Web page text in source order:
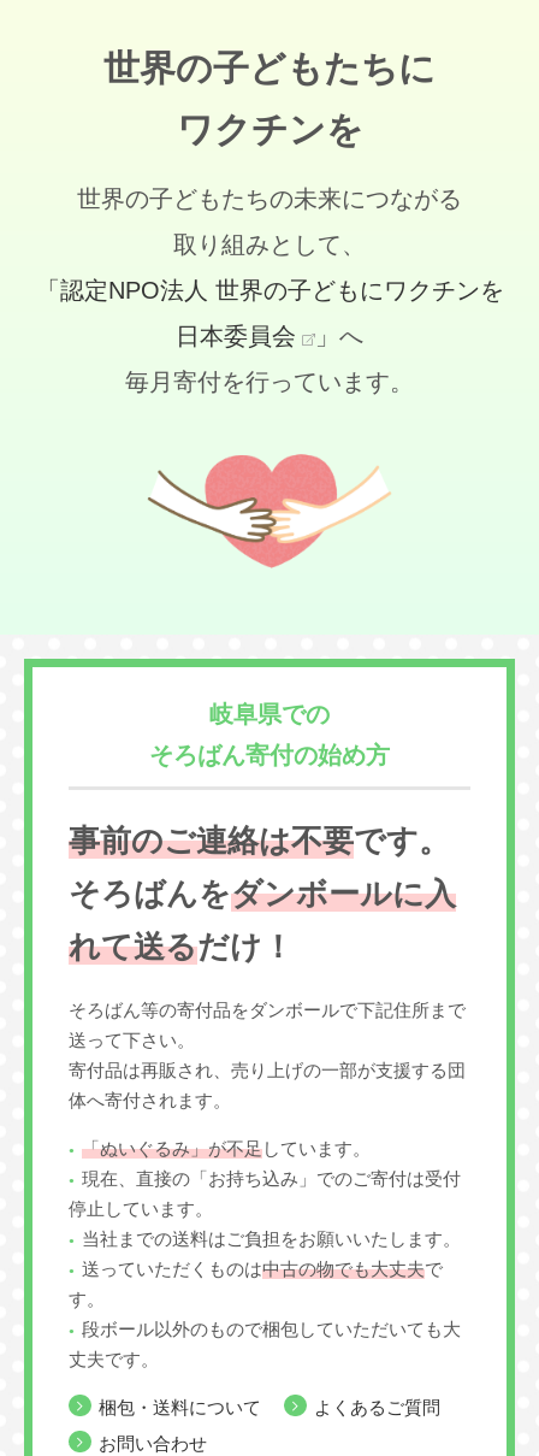
世界の子どもたちに
ワクチンを
世界の子どもたちの未来につながる
取り組みとして、
「認定NPO法人 世界の子どもにワクチンを
日本委員会
」へ
毎月寄付を行っています。
岐阜県での
そろばん寄付の始め方
事前のご連絡は不要です。
そろばんをダンボールに入
れて送るだけ！
そろばん等の寄付品をダンボールで下記住所まで
送って下さい。
寄付品は再販され、売り上げの一部が支援する団
体へ寄付されます。
「ぬいぐるみ」が不足しています。
現在、直接の「お持ち込み」でのご寄付は受付
停止しています。
当社までの送料はご負担をお願いいたします。
送っていただくものは中古の物でも大丈夫で
す。
段ボール以外のもので梱包していただいても大
丈夫です。
梱包・送料について
よくあるご質問
お問い合わせ